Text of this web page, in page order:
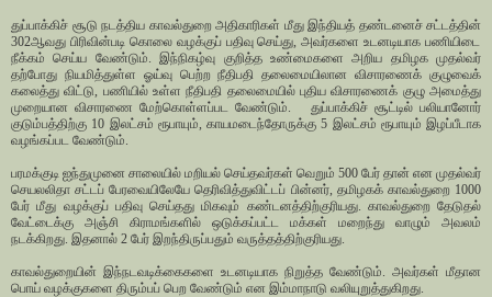
துப்பாக்கிச் சூடு நடத்திய காவல்துறை அதிகாரிகள் மீது இந்தியத் தண்டனைச் சட்டத்தின்
302ஆவது பிரிவின்படி கொலை வழக்குப் பதிவு செய்து,அவர்களை உடனடியாக பணியிடை
நீக்கம் செய்ய வேண்டும்.இந்நிகழ்வு குறித்த உண்மைகளை அறிய தமிழக முதல்வர்
தற்போது நியமித்துள்ள ஓய்வு பெற்ற நீதிபதி தலைமையிலான விசாரணைக் குழுவைக்
கலைத்து விட்டு, பணியில் உள்ள நீதிபதி தலைமையில் புதிய விசாரணைக் குழு அமைத்து
முறையான விசாரணை மேற்கொள்ளப்பட வேண்டும். துப்பாக்கிச் சூட்டில் பலியானோர்
குடும்பத்திற்கு 10 இலட்சம் ரூபாயும், காயமடைந்தோருக்கு 5 இலட்சம் ரூபாயும் இழப்பீடாக
வழங்கப்பட வேண்டும்.
பரமக்குடி ஐந்துமுனை சாலையில் மறியல் செய்தவர்கள் வெறும் 500 பேர் தான் என முதல்வர்
செயலலிதா சட்டப் பேரவையிலேயே தெரிவித்துவிட்டப் பின்னர், தமிழகக் காவல்துறை 1000
பேர் மீது வழக்குப் பதிவு செய்தது மிகவும் கண்டனத்திற்குரியது. காவல்துறை தேடுதல்
வேட்டைக்கு
அஞ்சி கிராமங்களில் ஒடுக்கப்பட்ட மக்கள் மறைந்து வாழும்
அவலம்
நடக்கிறது. இதனால் 2 பேர் இறந்திருப்பதும் வருத்தத்திற்குரியது.
காவல்துறையின் இந்நடவடிக்கைகளை உடனடியாக நிறுத்த வேண்டும். அவர்கள் மீதான
பொய் வழக்குகளை திரும்பப் பெற வேண்டும் என இம்மாநாடு வலியுறுத்துகிறது.